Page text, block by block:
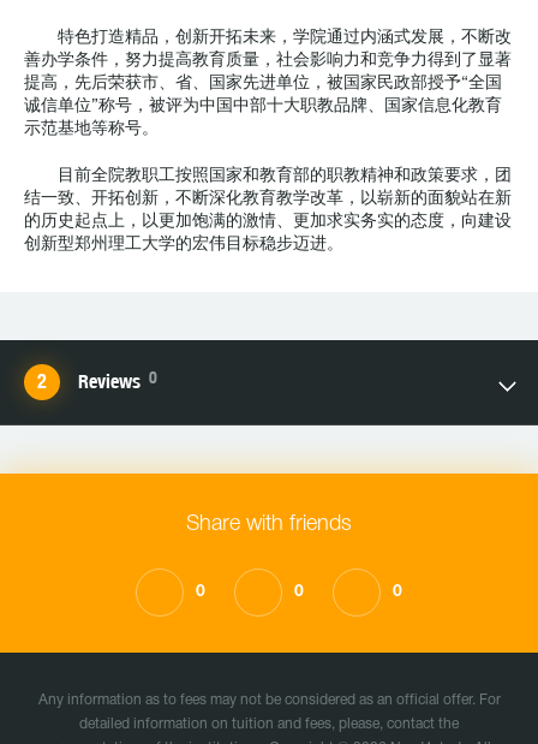
特色打造精品，创新开拓未来，学院通过内涵式发展，不断改
善办学条件，努力提高教育质量，社会影响力和竞争力得到了显著
提高，先后荣获市、省、国家先进单位，被国家民政部授予“全国
诚信单位”称号，被评为中国中部十大职教品牌、国家信息化教育
示范基地等称号。
目前全院教职工按照国家和教育部的职教精神和政策要求，团
结一致、开拓创新，不断深化教育教学改革，以崭新的面貌站在新
的历史起点上，以更加饱满的激情、更加求实务实的态度，向建设
创新型郑州理工大学的宏伟目标稳步迈进。
Reviews 0
Share with friends
0 0 0
Any information as to fees may not be considered as an official offer. For
detailed information on tuition and fees, please, contact the